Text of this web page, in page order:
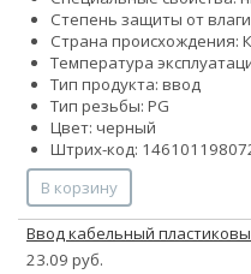
Степень защиты от
Страна происхождения:
Температура
Тип продукта: ввод
Тип резьбы: PG
Цвет: черный
Штрих-код:
В корзину
Ввод кабельный
23.09 руб.